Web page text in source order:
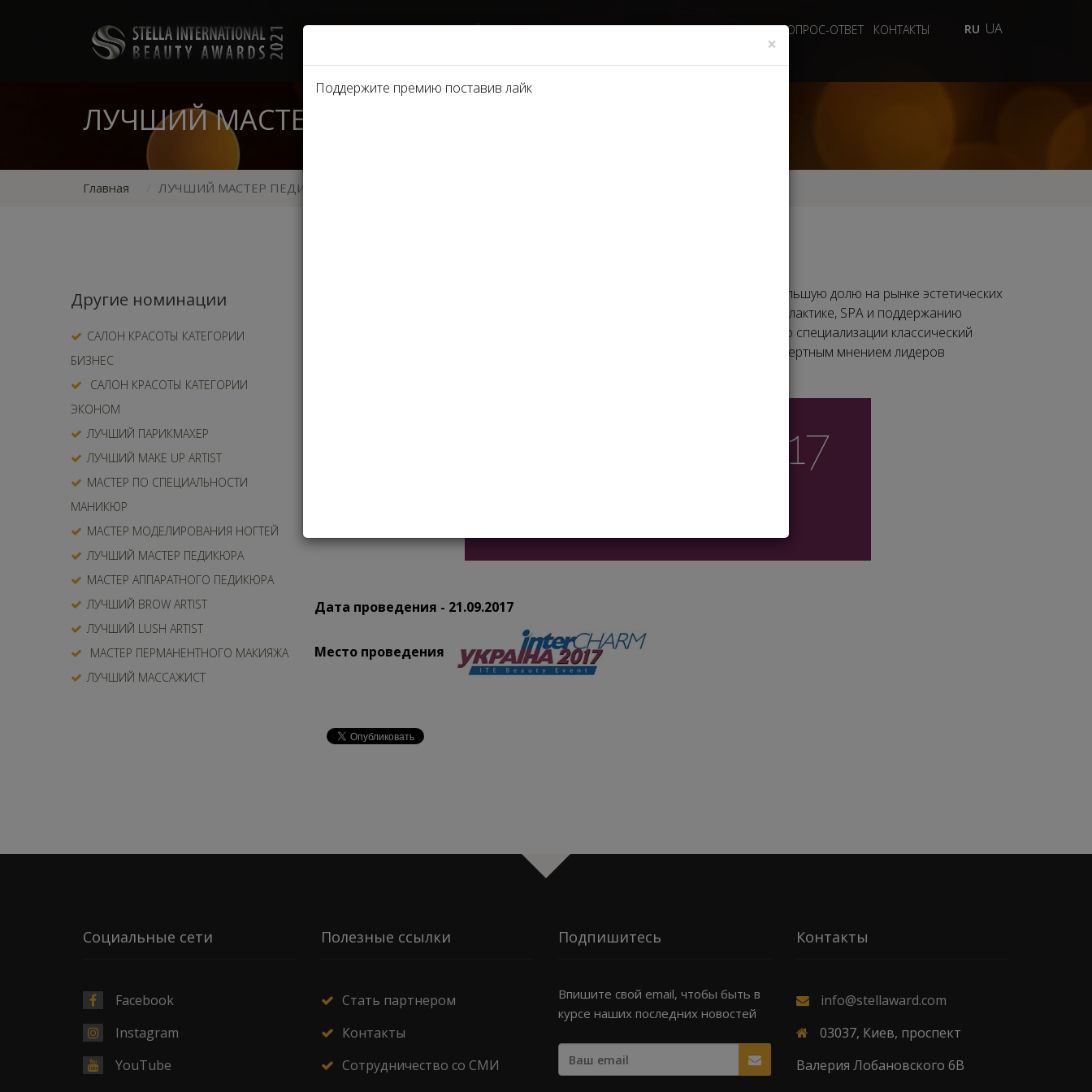
НОМИНАЦИИ ПАРТНЁРЫ 2021 О ПРЕМИИ ФОТОГАЛЕРЕЯ СМИ И ВИДЕО ВОПРОС-ОТВЕТ КОНТАКТЫ RU UA
ЛУЧШИЙ МАСТЕР ПЕДИКЮРА
Главная ЛУЧШИЙ МАСТЕР ПЕДИКЮРА
Другие номинации
САЛОН КРАСОТЫ КАТЕГОРИИ
БИЗНЕС
САЛОН КРАСОТЫ КАТЕГОРИИ
ЭКОНОМ
ЛУЧШИЙ ПАРИКМАХЕР
ЛУЧШИЙ MAKE UP ARTIST
МАСТЕР ПО СПЕЦИАЛЬНОСТИ
МАНИКЮР
МАСТЕР МОДЕЛИРОВАНИЯ НОГТЕЙ
ЛУЧШИЙ МАСТЕР ПЕДИКЮРА
МАСТЕР АППАРАТНОГО ПЕДИКЮРА
ЛУЧШИЙ BROW ARTIST
ЛУЧШИЙ LUSH ARTIST
МАСТЕР ПЕРМАНЕНТНОГО МАКИЯЖА
ЛУЧШИЙ МАССАЖИСТ
В последние годы эстетика педикюра и ухода за стопами ног занимает все большую долю на рынке эстетических
услуг. Классический педикюр сегодня - это комплекс процедур по уходу, профилактике, SPA и поддержанию
здоровья клиента. Для определения 10 лучших мастеров ногтевой эстетики по специализации классический
педикюр, международная премия красоты SIBA будет руководствоваться экспертным мнением лидеров
Дата проведения - 21.09.2017
Место проведения
Социальные сети
Facebook
Instagram
YouTube
Полезные ссылки
Стать партнером
Контакты
Сотрудничество со СМИ
Подпишитесь
Впишите свой email, чтобы быть в
курсе наших последних новостей
Контакты
info@stellaward.com
03037, Киев, проспект
Валерия Лобановского 6В
×
Поддержите премию поставив лайк